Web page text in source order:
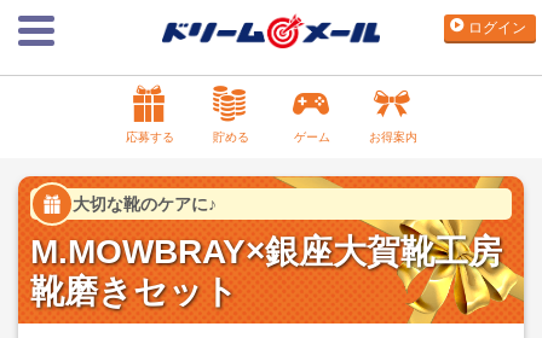
ログイン
応募する 貯める ゲーム お得案内
大切な靴のケアに♪
M.MOWBRAY×銀座大賀靴工房
靴磨きセット